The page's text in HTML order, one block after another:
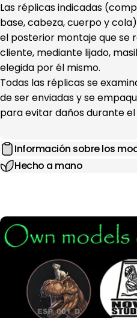
Las réplicas indicadas
base, cabeza, cuerpo y
el posterior montaje que se
cliente, mediante lijado,
elegida por él mismo.
Todas las réplicas se
de ser enviadas y se
para evitar daños durante
Información sobre los
Hecho a mano